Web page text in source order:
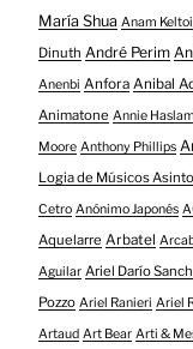
María Shua Anam Keltoi
Dinuth André Perim
Anenbi Anfora Anibal
Animatone Annie Haslam
Moore Anthony Phillips
Logia de Músicos
Cetro Anónimo Japonés
Aquelarre Arbatel
Aguilar Ariel Darío
Pozzo Ariel Ranieri Ariel
Artaud Art Bear Arti &